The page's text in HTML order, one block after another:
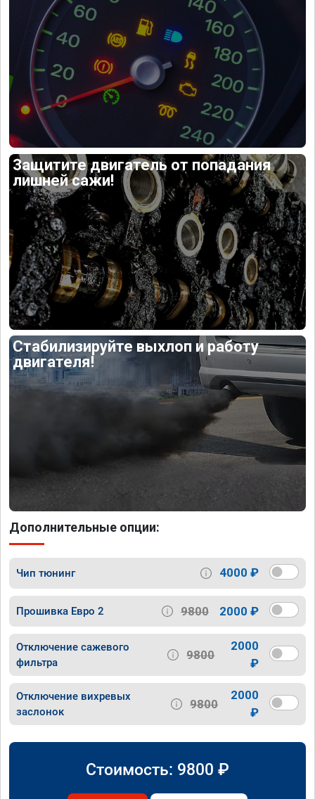
Защитите двигатель от попадания
лишней сажи!
Стабилизируйте выхлоп и работу
двигателя!
Дополнительные опции:
Чип тюнинг 4000 ₽
Прошивка Евро 2 9800 2000 ₽
Отключение сажевого
фильтра
9800
2000
₽
Отключение вихревых
заслонок
9800
2000
₽
Стоимость: 9800 ₽